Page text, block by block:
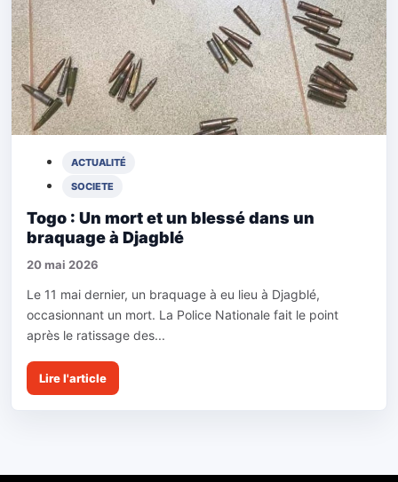
ACTUALITÉ
SOCIETE
Togo : Un mort et un blessé dans un
braquage à Djagblé
20 mai 2026
Le 11 mai dernier, un braquage à eu lieu à Djagblé,
occasionnant un mort. La Police Nationale fait le point
après le ratissage des...
Lire l'article